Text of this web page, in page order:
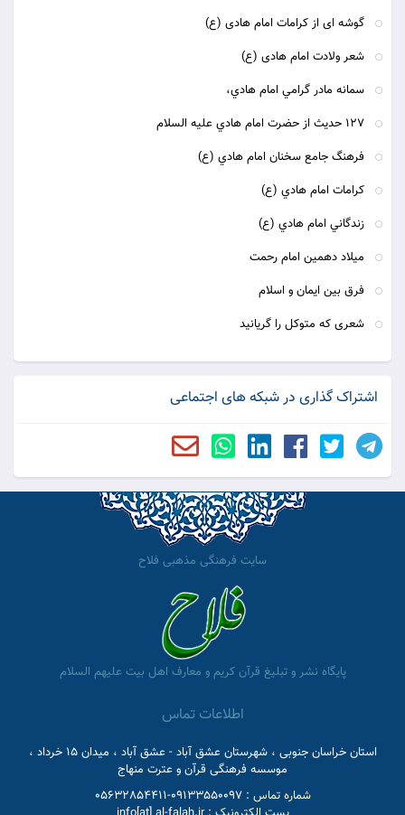
گوشه ای از کرامات امام هادی (ع)
شعر ولادت امام هادی (ع)
سمانه مادر گرامي امام هادي،
127 حديث از حضرت امام هادي عليه السلام
فرهنگ جامع سخنان امام هادي (ع)
كرامات امام هادي (ع)
زندگاني امام هادي (ع)
میلاد دهمین امام رحمت
فرق بین ایمان و اسلام
شعری كه متوكل را گریانید
اشتراک گذاری در شبکه های اجتماعی
سایت فرهنگی مذهبی فلاح
پایگاه نشر و تبلیغ قرآن کریم و معارف اهل بیت علیهم السلام
اطلاعات تماس
استان خراسان جنوبی ، شهرستان عشق آباد - عشق آباد ، میدان 15 خرداد ،
موسسه فرهنگی قرآن و عترت منهاج
شماره تماس :09133550097-05632854411